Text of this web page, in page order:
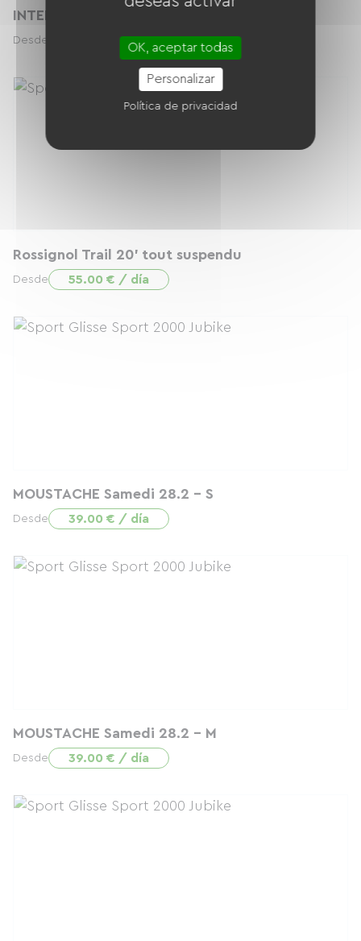
INTENSE TAZER Expert Mulet Fox 38 - L
Desde 75.00 € / día
Rossignol Trail 20' tout suspendu
Desde 55.00 € / día
MOUSTACHE Samedi 28.2 - S
Desde 39.00 € / día
MOUSTACHE Samedi 28.2 - M
Desde 39.00 € / día
OK, aceptar todas
Personalizar
Política de privacidad